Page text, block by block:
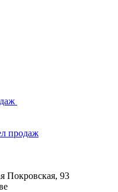
продаж
Покровская, 93